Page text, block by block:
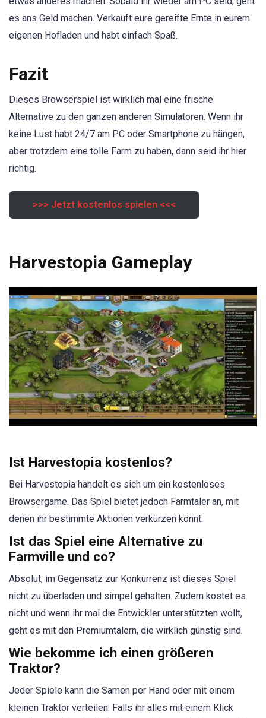
es ans Geld machen. Verkauft eure gereifte Ernte in eurem
eigenen Hofladen und habt einfach Spaß.
Fazit
Dieses Browserspiel ist wirklich mal eine frische
Alternative zu den ganzen anderen Simulatoren. Wenn ihr
keine Lust habt 24/7 am PC oder Smartphone zu hängen,
aber trotzdem eine tolle Farm zu haben, dann seid ihr hier
richtig.
>>> Jetzt kostenlos spielen <<<
Harvestopia Gameplay
Ist Harvestopia kostenlos?
Bei Harvestopia handelt es sich um ein kostenloses
Browsergame. Das Spiel bietet jedoch Farmtaler an, mit
denen ihr bestimmte Aktionen verkürzen könnt.
Ist das Spiel eine Alternative zu
Farmville und co?
Absolut, im Gegensatz zur Konkurrenz ist dieses Spiel
nicht zu überladen und simpel gehalten. Zudem kostet es
nicht und wenn ihr mal die Entwickler unterstützten wollt,
geht es mit den Premiumtalern, die wirklich günstig sind.
Wie bekomme ich einen größeren
Traktor?
Jeder Spiele kann die Samen per Hand oder mit einem
kleinen Traktor verteilen. Falls ihr alles mit einem Klick